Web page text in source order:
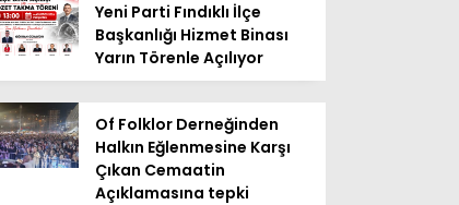
Yeni Parti Fındıklı İlçe
Başkanlığı Hizmet Binası
Yarın Törenle Açılıyor
Of Folklor Derneğinden
Halkın Eğlenmesine Karşı
Çıkan Cemaatin
Açıklamasına tepki